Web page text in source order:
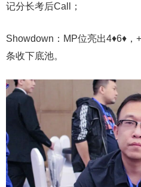
记分长考后Call；
Showdown：MP位亮出4♦️6♦️，
条收下底池。